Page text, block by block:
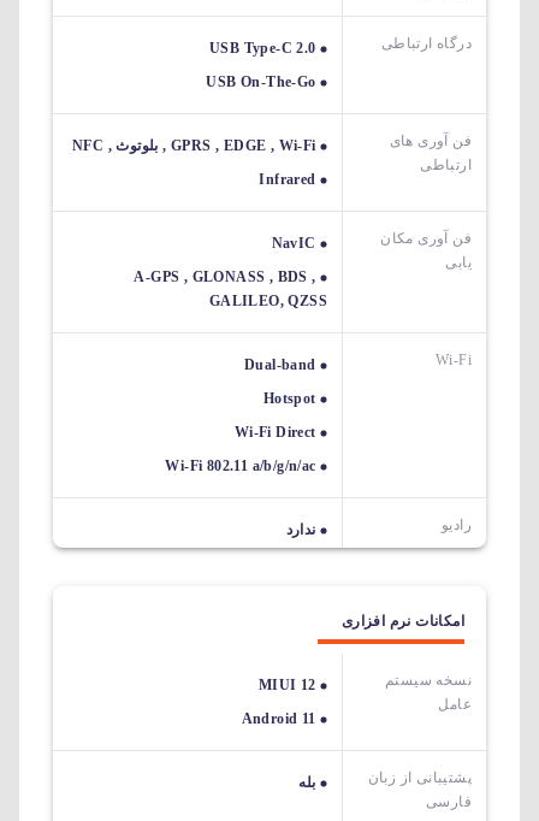
درگاه ارتباطی
USB Type-C 2.0
USB On-The-Go
فن آوری های
ارتباطی
GPRS , EDGE , Wi-Fi , بلوتوث , NFC
Infrared
فن آوری مکان
یابی
NavIC
A-GPS , GLONASS , BDS ,
GALILEO, QZSS
Wi-Fi
Dual-band
Hotspot
Wi-Fi Direct
Wi-Fi 802.11 a/b/g/n/ac
رادیو ندارد
امکانات نرم افزاری
نسخه سیستم
عامل
MIUI 12
Android 11
پشتیبانی از زبان
فارسی
بله